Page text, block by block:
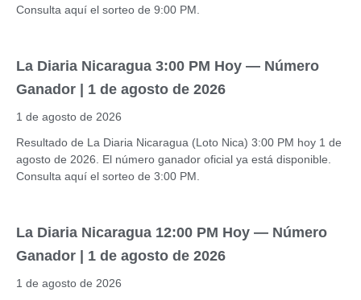
Consulta aquí el sorteo de 9:00 PM.
La Diaria Nicaragua 3:00 PM Hoy — Número
Ganador | 1 de agosto de 2026
1 de agosto de 2026
Resultado de La Diaria Nicaragua (Loto Nica) 3:00 PM hoy 1 de
agosto de 2026. El número ganador oficial ya está disponible.
Consulta aquí el sorteo de 3:00 PM.
La Diaria Nicaragua 12:00 PM Hoy — Número
Ganador | 1 de agosto de 2026
1 de agosto de 2026